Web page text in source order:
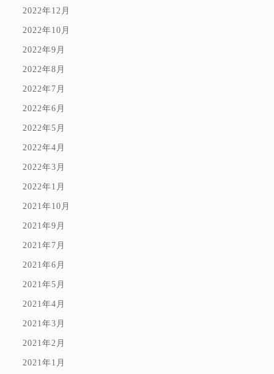
2022年12月
2022年10月
2022年9月
2022年8月
2022年7月
2022年6月
2022年5月
2022年4月
2022年3月
2022年1月
2021年10月
2021年9月
2021年7月
2021年6月
2021年5月
2021年4月
2021年3月
2021年2月
2021年1月